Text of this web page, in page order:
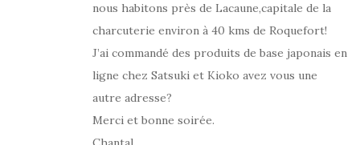
nous habitons près de Lacaune,capitale de la
charcuterie environ à 40 kms de Roquefort!
J’ai commandé des produits de base japonais en
ligne chez Satsuki et Kioko avez vous une
autre adresse?
Merci et bonne soirée.